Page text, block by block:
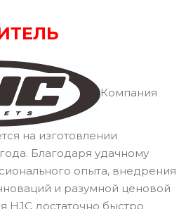
Компания
на изготовлении
Благодаря удачному
опыта, внедрения
и разумной ценовой
HJC достаточно быстро